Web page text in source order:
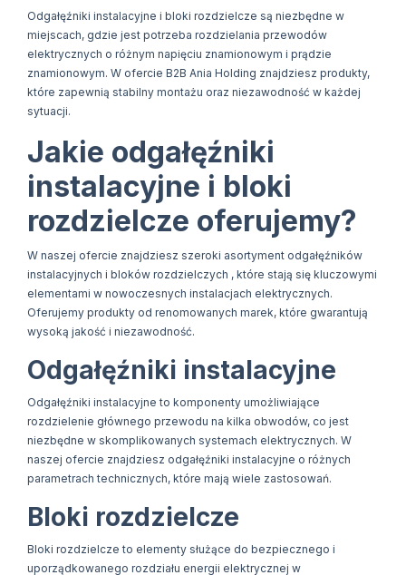
Odgałęźniki instalacyjne i bloki rozdzielcze są niezbędne w
miejscach, gdzie jest potrzeba rozdzielania przewodów
elektrycznych o różnym napięciu znamionowym i prądzie
znamionowym. W ofercie B2B Ania Holding znajdziesz produkty,
które zapewnią stabilny montażu oraz niezawodność w każdej
sytuacji.
Jakie odgałęźniki
instalacyjne i bloki
rozdzielcze oferujemy?
W naszej ofercie znajdziesz szeroki asortyment odgałęźników
instalacyjnych i bloków rozdzielczych , które stają się kluczowymi
elementami w nowoczesnych instalacjach elektrycznych.
Oferujemy produkty od renomowanych marek, które gwarantują
wysoką jakość i niezawodność.
Odgałęźniki instalacyjne
Odgałęźniki instalacyjne to komponenty umożliwiające
rozdzielenie głównego przewodu na kilka obwodów, co jest
niezbędne w skomplikowanych systemach elektrycznych. W
naszej ofercie znajdziesz odgałęźniki instalacyjne o różnych
parametrach technicznych, które mają wiele zastosowań.
Bloki rozdzielcze
Bloki rozdzielcze to elementy służące do bezpiecznego i
uporządkowanego rozdziału energii elektrycznej w